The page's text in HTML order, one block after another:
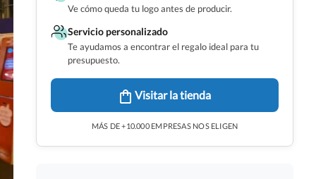
Ve cómo queda tu logo antes de producir.
Servicio personalizado
Te ayudamos a encontrar el regalo ideal para tu
presupuesto.
Visitar la tienda
MÁS DE +10.000 EMPRESAS NOS ELIGEN